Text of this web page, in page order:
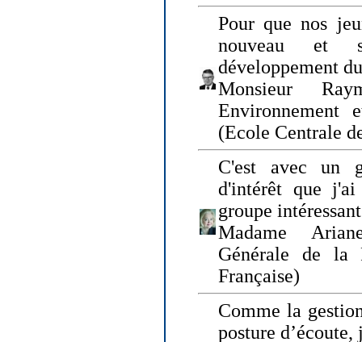
Pour que nos
nouveau et
développement
Monsieur
Environnement
(Ecole Centrale
C'est avec un
d'intérêt que
groupe
Madame
Générale de la
Française)
Comme la
posture